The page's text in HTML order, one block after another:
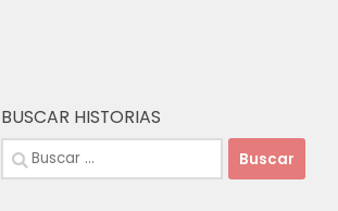
BUSCAR HISTORIAS
Buscar: